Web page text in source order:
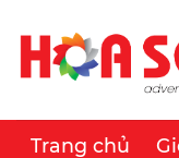
content
Trang chủ